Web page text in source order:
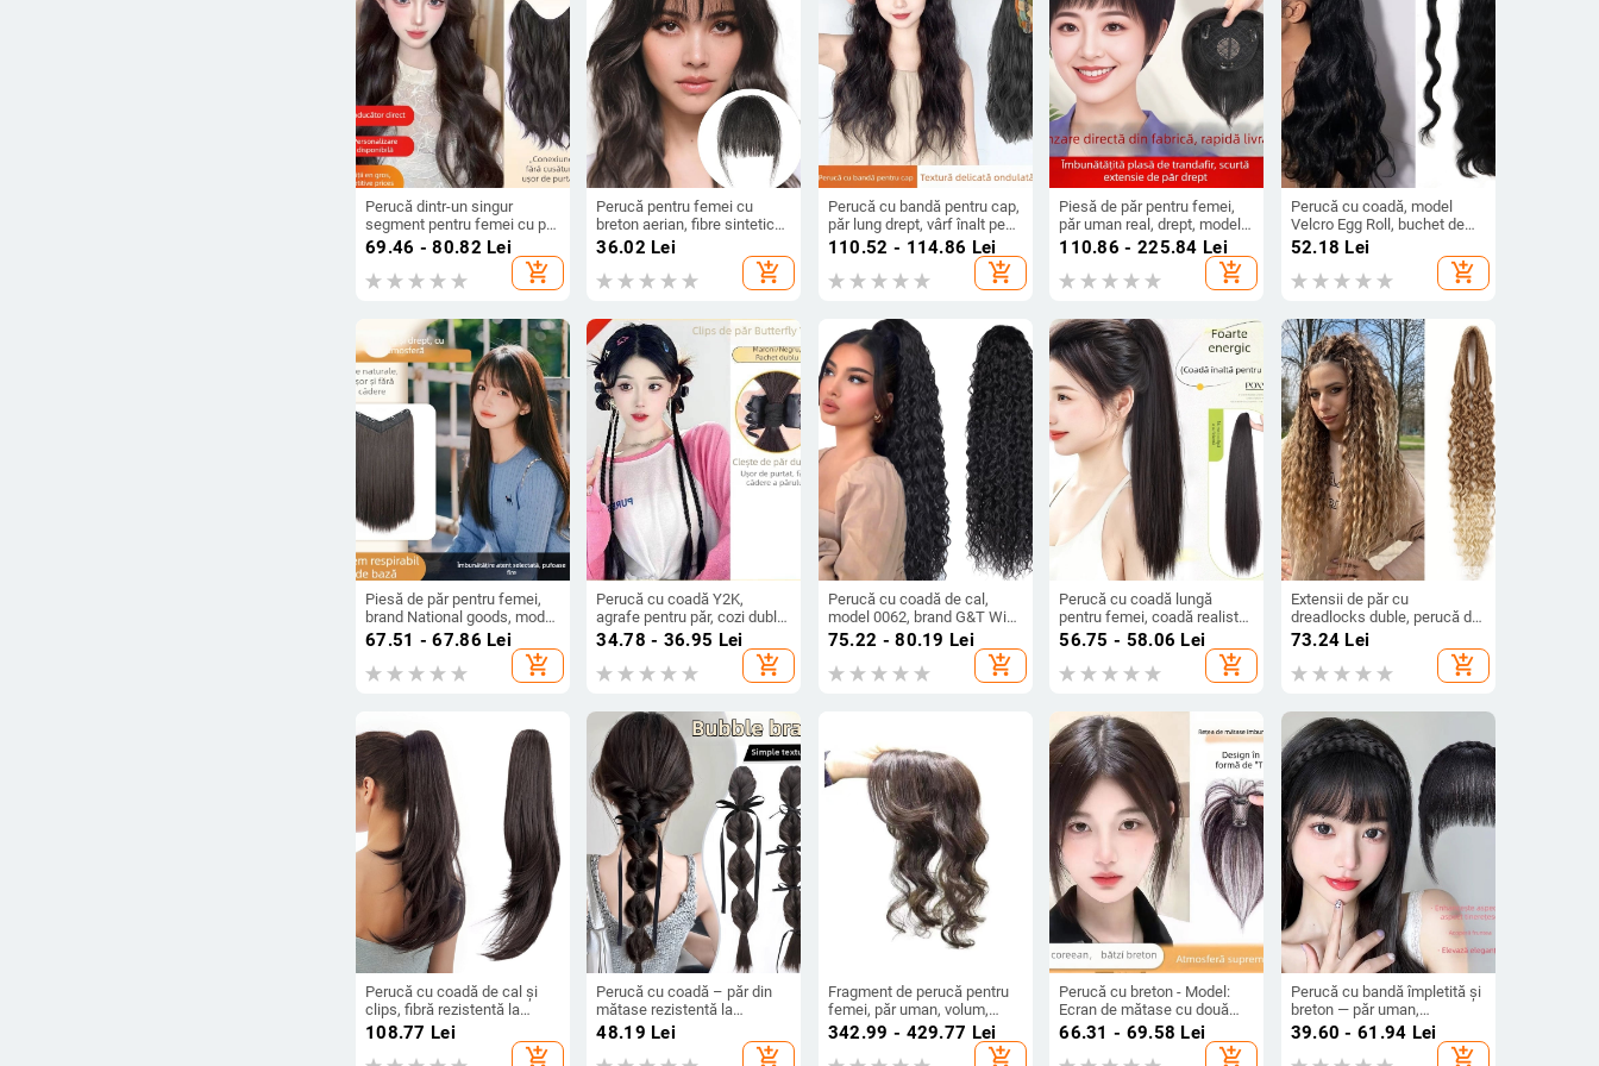
Perucă dintr-un singur
segment pentru femei cu păr
lung buclat, aspect fără
sudură, fibre rezistente la
temperaturi înalte, păr în stil
69.46 - 80.82 Lei
add_shopping_cart
Perucă pentru femei cu
breton aerian, fibre sintetice,
material termorezistent,
36.02 Lei
add_shopping_cart
Perucă cu bandă pentru cap,
păr lung drept, vârf înalt pe
creștet, capac dintr-o bucată
care acoperă jumătate de
cap, breton reglabil (drept
sau înclinat), modele AT358
temperatură, aspect natural
110.52 - 114.86 Lei
add_shopping_cart
Piesă de păr pentru femei,
păr uman real, drept, model
Hand Needle Straight Hair
Block, nu se vopsește și nu
se ondulează
110.86 - 225.84 Lei
add_shopping_cart
Perucă cu coadă, model
Velcro Egg Roll, buchet de
păr, fibre rezistente la
mecanism
52.18 Lei
add_shopping_cart
Piesă de păr pentru femei,
brand National goods, model
HH11656, material păr: fibră
rezistentă la temperaturi
înalte, tip păr: drept
67.51 - 67.86 Lei
add_shopping_cart
Perucă cu coadă Y2K,
agrafe pentru păr, cozi duble,
împletituri în stil box, fir
rezistent la temperaturi
înalte, proces mecanic
34.78 - 36.95 Lei
add_shopping_cart
Perucă cu coadă de cal,
model 0062, brand G&T Wig,
fibre cu temperatură înaltă,
mecanism de fabricație
75.22 - 80.19 Lei
add_shopping_cart
Perucă cu coadă lungă
pentru femei, coadă realistă
cu clips, păr drept lung, fibră
rezistentă la temperatură,
model cu mecanism
56.75 - 58.06 Lei
add_shopping_cart
Extensii de păr cu
dreadlocks duble, perucă din
fibre rezistente la căldură
73.24 Lei
add_shopping_cart
Perucă cu coadă de cal și
clips, fibră rezistentă la
temperatură, model P057S,
pentru femei
108.77 Lei
add_shopping_cart
Perucă cu coadă – păr din
mătase rezistentă la
temperaturi înalte, prelucrare
mecanică, model 7057, nu
48.19 Lei
add_shopping_cart
Fragment de perucă pentru
femei, păr uman, volum,
partea superioară a perucii,
poate fi vopsit sau buclat
342.99 - 429.77 Lei
add_shopping_cart
Perucă cu breton - Model:
Ecran de mătase cu două
straturi, Țesătură semi-
manuală, Fir rezistent la
66.31 - 69.58 Lei
add_shopping_cart
Perucă cu bandă împletită și
breton — păr uman,
mecanism, acoperă părul gri
și subțierea părului, potrivit
39.60 - 61.94 Lei
add_shopping_cart